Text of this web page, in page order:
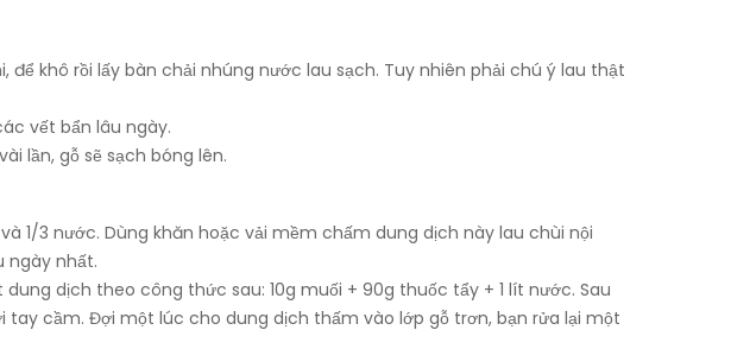
khô rồi lấy bàn chải nhúng nước lau sạch. Tuy nhiên phải chú ý lau thật
vết bẩn lâu ngày.
lần, gỗ sẽ sạch bóng lên.
1/3 nước. Dùng khăn hoặc vải mềm chấm dung dịch này lau chùi nội
ngày nhất.
dịch theo công thức sau: 10g muối + 90g thuốc tẩy + 1 lít nước. Sau
cầm. Đợi một lúc cho dung dịch thấm vào lớp gỗ trơn, bạn rửa lại một